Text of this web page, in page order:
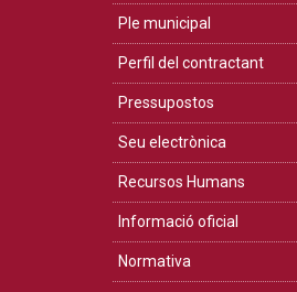
Ple municipal
Perfil del contractant
Pressupostos
Seu electrònica
Recursos Humans
Informació oficial
Normativa